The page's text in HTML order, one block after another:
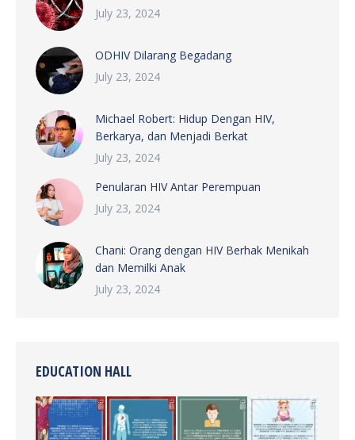
July 23, 2024
ODHIV Dilarang Begadang
July 23, 2024
Michael Robert: Hidup Dengan HIV,
Berkarya, dan Menjadi Berkat
July 23, 2024
Penularan HIV Antar Perempuan
July 23, 2024
Chani: Orang dengan HIV Berhak Menikah
dan Memilki Anak
July 23, 2024
EDUCATION HALL